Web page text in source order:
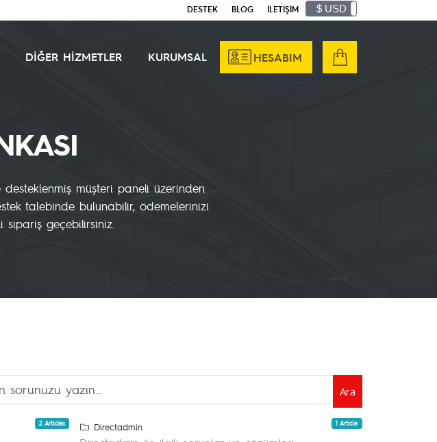
$ USD
DESTEK BLOG İLETİŞİM
DİĞER HİZMETLER KURUMSAL HESABIM
desteklenmiş müşteri paneli üzerinden
talebinde bulunabilir, ödemelerinizi
geçebilirsiniz.
Ara
2 Articles 1 Article
Directadmin